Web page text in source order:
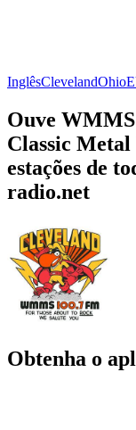
InglêsClevelandOhio
Ouve
Classic
estações de
radio.net
Obtenha o